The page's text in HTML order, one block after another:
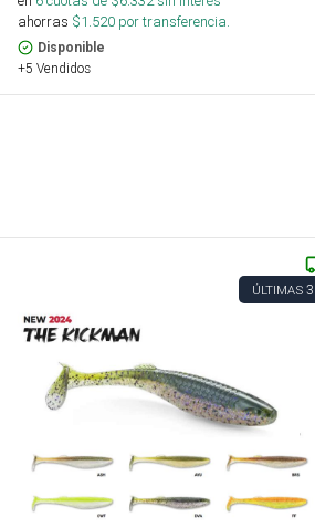
ahorras $1.520 por transferencia.
Disponible
+5 Vendidos
ÚLTIMAS 3